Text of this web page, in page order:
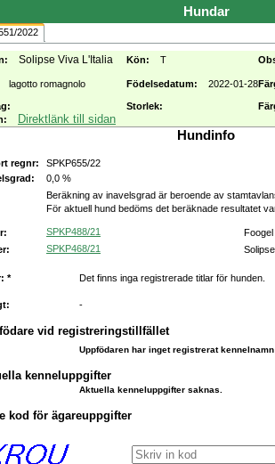
Hundar
2022
Solipse Viva L'Italia Kön: T
lagotto romagnolo Födelsedatum: 2022-01-28
Storlek:
Direktlänk till sidan
Hundinfo
regnr:
SPKP655/22
0,0 %
Beräkning av inavelsgrad är beroende av
För aktuell hund bedöms det beräknade resultatet
SPKP488/21
SPKP468/21
* Det finns inga registrerade titlar för hunden.
-
vid registreringstillfället
Uppfödaren har inget registrerat
kenneluppgifter
Aktuella kenneluppgifter saknas.
kod för ägareuppgifter